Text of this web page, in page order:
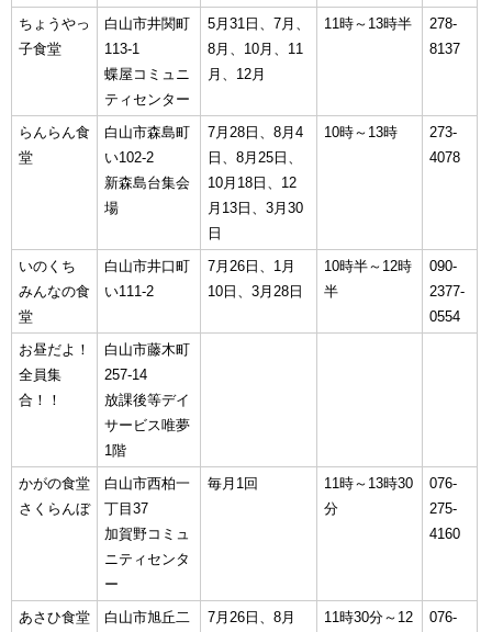
ちょうやっ
子食堂
白山市井関町
113-1
蝶屋コミュニ
ティセンター
5月31日、7月、
8月、10月、11
月、12月
11時～13時半
278-
8137
らんらん食
堂
白山市森島町
い102-2
新森島台集会
場
7月28日、8月4
日、8月25日、
10月18日、12
月13日、3月30
日
10時～13時
273-
4078
いのくち
みんなの食
堂
白山市井口町
い111-2
7月26日、1月
10日、3月28日
10時半～12時
半
090-
2377-
0554
お昼だよ！
全員集
合！！
白山市藤木町
257-14
放課後等デイ
サービス唯夢
1階
かがの食堂
さくらんぼ
白山市西柏一
丁目37
加賀野コミュ
ニティセンタ
ー
毎月1回
11時～13時30
分
076-
275-
4160
あさひ食堂
白山市旭丘二
7月26日、8月
11時30分～12
076-